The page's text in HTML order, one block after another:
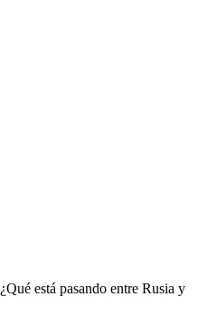
¿Qué está pasando entre Rusia y